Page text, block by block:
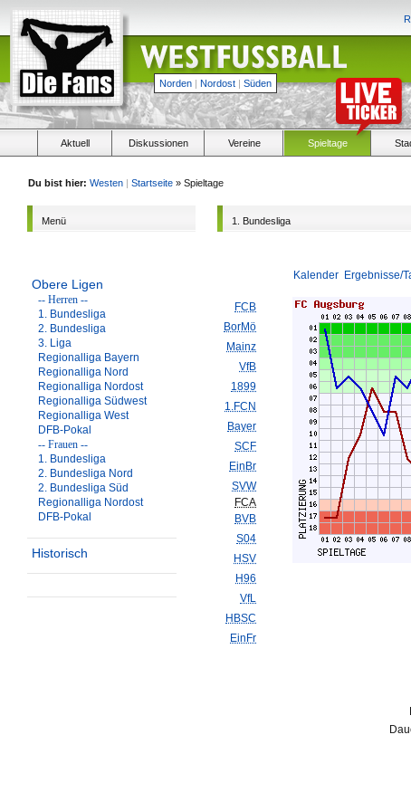
Norden | Nordost | Süden
Aktuell Diskussionen Vereine Spieltage
Du bist hier: Westen | Startseite » Spieltage
Menü
Obere Ligen
-- Herren --
1. Bundesliga
2. Bundesliga
3. Liga
Regionalliga Bayern
Regionalliga Nord
Regionalliga Nordost
Regionalliga Südwest
Regionalliga West
DFB-Pokal
-- Frauen --
1. Bundesliga
2. Bundesliga Nord
2. Bundesliga Süd
Regionalliga Nordost
DFB-Pokal
Historisch
1. Bundesliga
Kalender Ergebnisse/
FCB
BorMö
Mainz
VfB
1899
1.FCN
Bayer
SCF
EinBr
SVW
FCA
BVB
S04
HSV
H96
VfL
HBSC
EinFr